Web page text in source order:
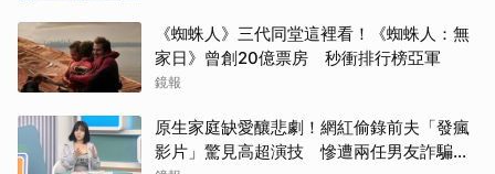
《蜘蛛人》三代同堂這裡看！《蜘蛛人：無
家日》曾創20億票房 秒衝排行榜亞軍
鏡報
原生家庭缺愛釀悲劇！網紅偷錄前夫「發瘋
影片」驚見高超演技 慘遭兩任男友詐騙